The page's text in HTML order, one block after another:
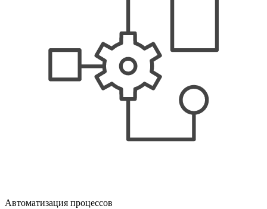
Автоматизация процессов